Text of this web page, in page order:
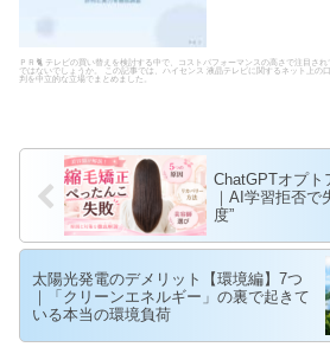
ＰＲ🐈 テレビの買い替えを検討する中で、コストパフォーマンスの高さで注目さ
ではないでしょうか。 この記事では、ハイセンス 液晶テレビに関するネット上の
判を中立的な立場でまとめました。
ChatGPTオプト
｜AI学習拒否で
度”
太陽光発電のデメリット【環境編】7つ
｜「クリーンエネルギー」の裏で起きて
いる本当の環境負荷